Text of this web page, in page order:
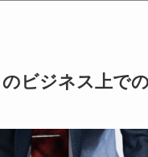
のビジネス上で